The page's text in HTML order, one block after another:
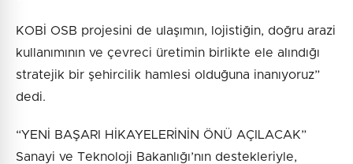
KOBİ OSB projesini de ulaşımın, lojistiğin, doğru arazi
kullanımının ve çevreci üretimin birlikte ele alındığı
stratejik bir şehircilik hamlesi olduğuna inanıyoruz”
dedi.
“YENİ BAŞARI HİKAYELERİNİN ÖNÜ AÇILACAK”
Sanayi ve Teknoloji Bakanlığı’nın destekleriyle,